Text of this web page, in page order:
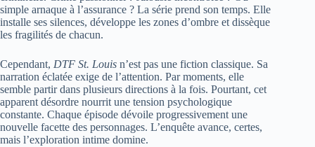
simple arnaque à l’assurance ? La série prend son temps. Elle
installe ses silences, développe les zones d’ombre et dissèque
les fragilités de chacun.
Cependant, DTF St. Louis n’est pas une fiction classique. Sa
narration éclatée exige de l’attention. Par moments, elle
semble partir dans plusieurs directions à la fois. Pourtant, cet
apparent désordre nourrit une tension psychologique
constante. Chaque épisode dévoile progressivement une
nouvelle facette des personnages. L’enquête avance, certes,
mais l’exploration intime domine.